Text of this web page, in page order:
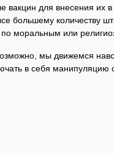
вакцин для внесения их
большему количеству
по моральным или
мы движемся
в себя манипуляцию